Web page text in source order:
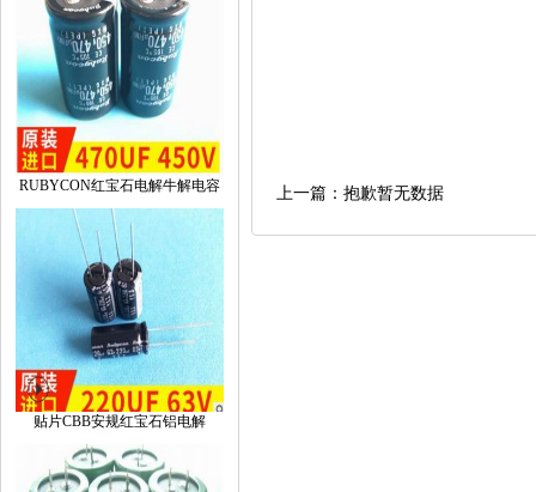
RUBYCON红宝石电解牛解电容
贴片CBB安规红宝石铝电解
上一篇：抱歉暂无数据